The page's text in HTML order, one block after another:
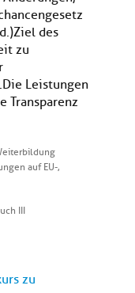
Ziel des
zu
Leistungen
Transparenz
auf EU-,
III
zu